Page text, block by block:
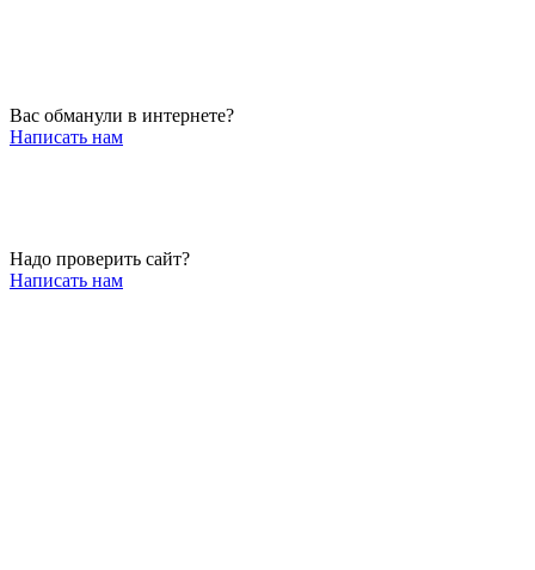
Вас обманули в интернете?
Написать нам
Надо проверить сайт?
Написать нам